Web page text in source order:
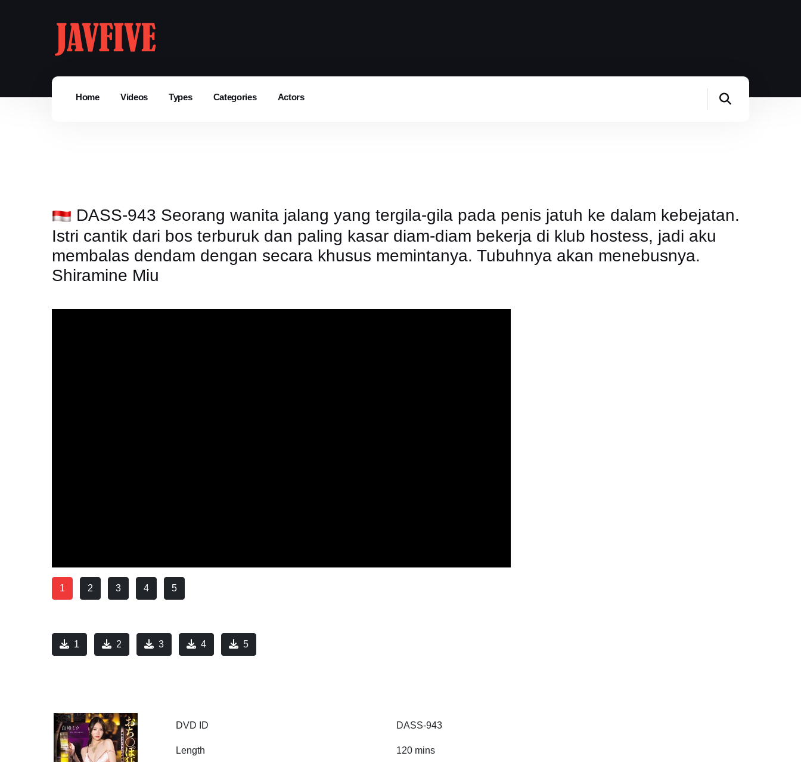
Home Videos Types Categories Actors
DASS-943 Seorang wanita jalang yang tergila-gila pada penis jatuh ke dalam kebejatan.
Istri cantik dari bos terburuk dan paling kasar diam-diam bekerja di klub hostess, jadi aku
membalas dendam dengan secara khusus memintanya. Tubuhnya akan menebusnya.
Shiramine Miu
1 2 3 4 5
1 2 3 4 5
DVD ID DASS-943
Length 120 mins